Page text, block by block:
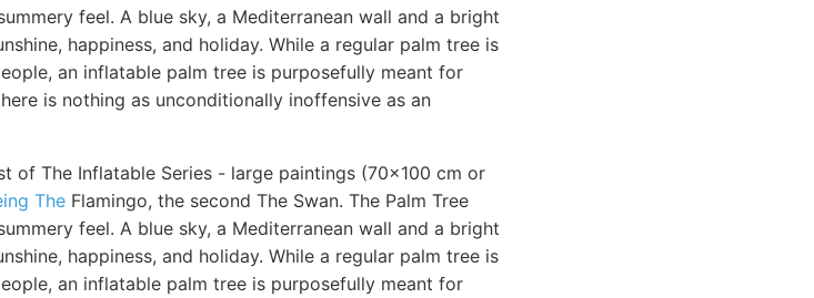
feel. A blue sky, a Mediterranean wall and a bright
happiness, and holiday. While a regular palm tree is
an inflatable palm tree is purposefully meant for
is nothing as unconditionally inoffensive as an
of The Inflatable Series - large paintings (70x100 cm or
The Flamingo, the second The Swan. The Palm Tree
feel. A blue sky, a Mediterranean wall and a bright
happiness, and holiday. While a regular palm tree is
an inflatable palm tree is purposefully meant for